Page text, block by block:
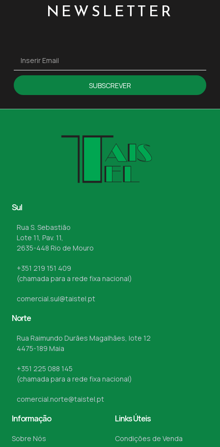
NEWSLETTER
SUBSCREVER
Sul
Rua S. Sebastião
Lote 11, Pav. 11,
2635-448 Rio de Mouro
+351 219 151 409
(chamada para a rede fixa nacional)
comercial.sul@taistel.pt
Norte
Rua Raimundo Durães Magalhães, lote 12
4475-189 Maia
+351 225 088 145
(chamada para a rede fixa nacional)
comercial.norte@taistel.pt
Informação
Sobre Nós
Links Úteis
Condições de Venda